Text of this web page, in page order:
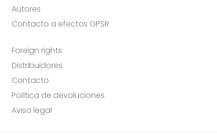
Autores
Contacto a efectos GPSR
Foreign rights
Distribuidores
Contacto
Política de devoluciones
Aviso legal